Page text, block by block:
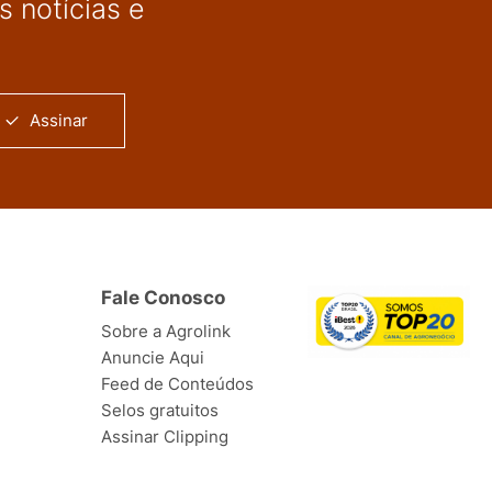
notícias e
Assinar
Fale Conosco
Sobre a Agrolink
Anuncie Aqui
Feed de Conteúdos
Selos gratuitos
Assinar Clipping